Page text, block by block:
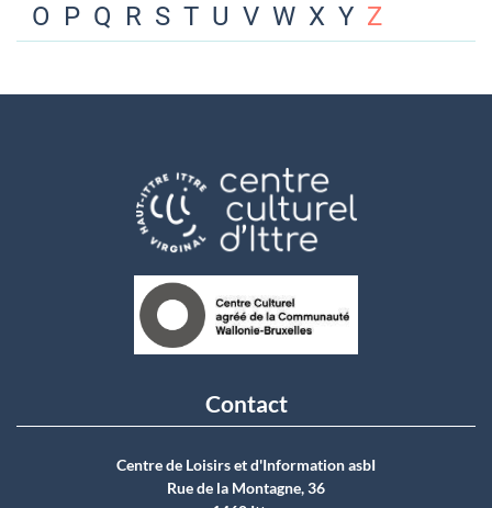
O P Q R S T U V W X Y Z
Contact
Centre de Loisirs et d'Information asbI
Rue de la Montagne, 36